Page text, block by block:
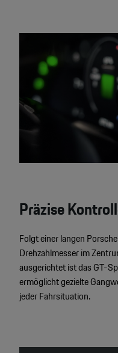
Präzise
Folgt einer langen
Drehzahlmesser im
ausgerichtet ist das GT-
ermöglicht gezielte
jeder Fahrsituation.